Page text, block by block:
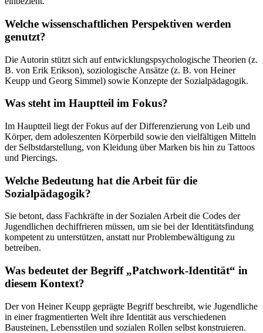
Welche wissenschaftlichen Perspektiven werden
genutzt?
Die Autorin stützt sich auf entwicklungspsychologische Theorien (z.
B. von Erik Erikson), soziologische Ansätze (z. B. von Heiner
Keupp und Georg Simmel) sowie Konzepte der Sozialpädagogik.
Was steht im Hauptteil im Fokus?
Im Hauptteil liegt der Fokus auf der Differenzierung von Leib und
Körper, dem adoleszenten Körperbild sowie den vielfältigen Mitteln
der Selbstdarstellung, von Kleidung über Marken bis hin zu Tattoos
und Piercings.
Welche Bedeutung hat die Arbeit für die
Sozialpädagogik?
Sie betont, dass Fachkräfte in der Sozialen Arbeit die Codes der
Jugendlichen dechiffrieren müssen, um sie bei der Identitätsfindung
kompetent zu unterstützen, anstatt nur Problembewältigung zu
betreiben.
Was bedeutet der Begriff „Patchwork-Identität“ in
diesem Kontext?
Der von Heiner Keupp geprägte Begriff beschreibt, wie Jugendliche
in einer fragmentierten Welt ihre Identität aus verschiedenen
Bausteinen, Lebensstilen und sozialen Rollen selbst konstruieren.